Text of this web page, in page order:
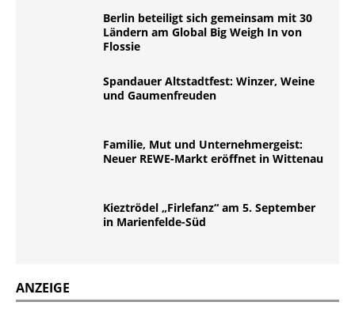
Berlin beteiligt sich gemeinsam mit 30
Ländern am Global Big Weigh In von
Flossie
Spandauer Altstadtfest: Winzer, Weine
und Gaumenfreuden
Familie, Mut und Unternehmergeist:
Neuer REWE-Markt eröffnet in Wittenau
Kieztrödel „Firlefanz“ am 5. September
in Marienfelde-Süd
ANZEIGE